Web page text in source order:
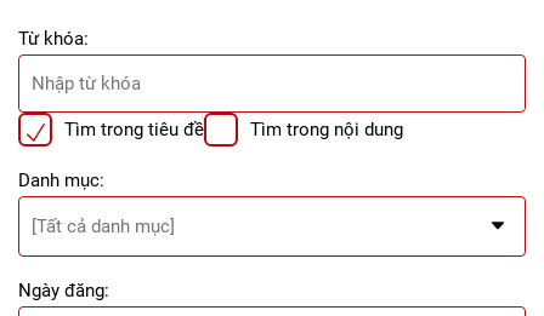
Từ khóa:
Tìm trong tiêu đề Tìm trong nội dung
Danh mục:
Ngày đăng: